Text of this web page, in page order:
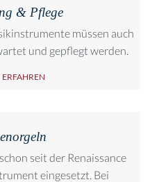
& Pflege
müssen auch
und gepflegt werden.
seit der Renaissance
eingesetzt. Bei